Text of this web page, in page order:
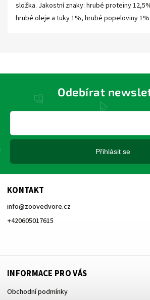
složka. Jakostní znaky: hrubé proteiny
hrubé oleje a tuky 1%, hrubé popeloviny
KONTAKT
info@zoovedvore.cz
+420605017615
INFORMACE PRO VÁS
Obchodní podmínky
Odebírat
Přihlásit se